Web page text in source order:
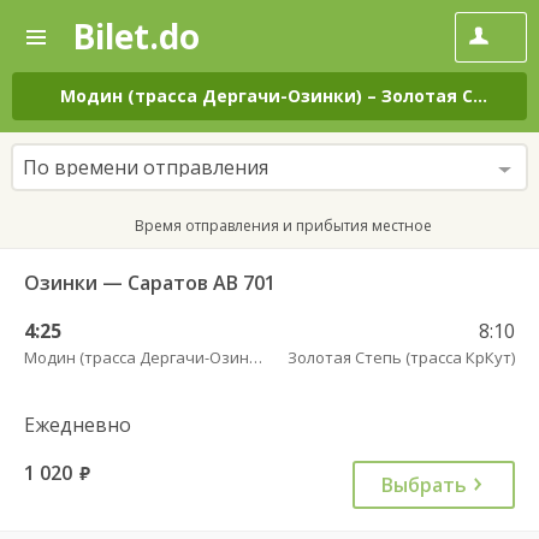
—
Поиск
и
покупка
билетов
на
автобус
онлайн
Bilet.do
Модин (трасса Дергачи-Озинки) – Золотая Степь (трасса КрКут)
По времени отправления
Время отправления и прибытия местное
Озинки — Саратов АВ 701
4:25
Модин (трасса Дергачи-Озинки)
8:10
Золотая Степь (трасса КрКут)
Ежедневно
1 020 руб. Выбрать